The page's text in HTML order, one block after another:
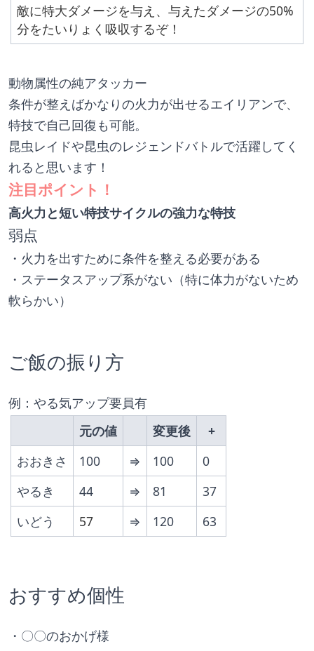
敵に特大ダメージを与え、与えたダメージの50%
分をたいりょく吸収するぞ！
動物属性の純アタッカー
条件が整えばかなりの火力が出せるエイリアンで、
特技で自己回復も可能。
昆虫レイドや昆虫のレジェンドバトルで活躍してく
れると思います！
注目ポイント！
高火力と短い特技サイクルの強力な特技
弱点
・火力を出すために条件を整える必要がある
・ステータスアップ系がない（特に体力がないため
軟らかい）
ご飯の振り方
例：やる気アップ要員有
元の値
変更後
+
おおきさ
100 ⇒ 100
0
やるき
44 ⇒ 81
37
いどう
57 ⇒ 120 63
おすすめ個性
・〇〇のおかげ様